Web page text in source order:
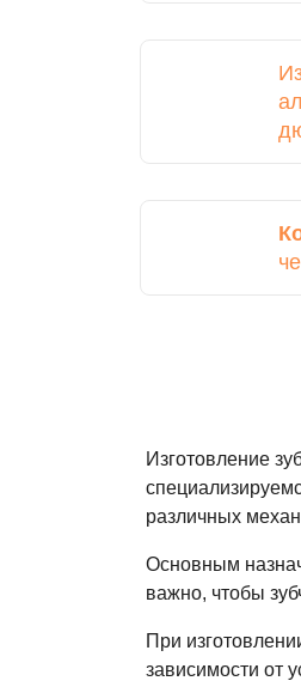
Изготовление
различных
Основным
важно, чтобы
При
зависимости от